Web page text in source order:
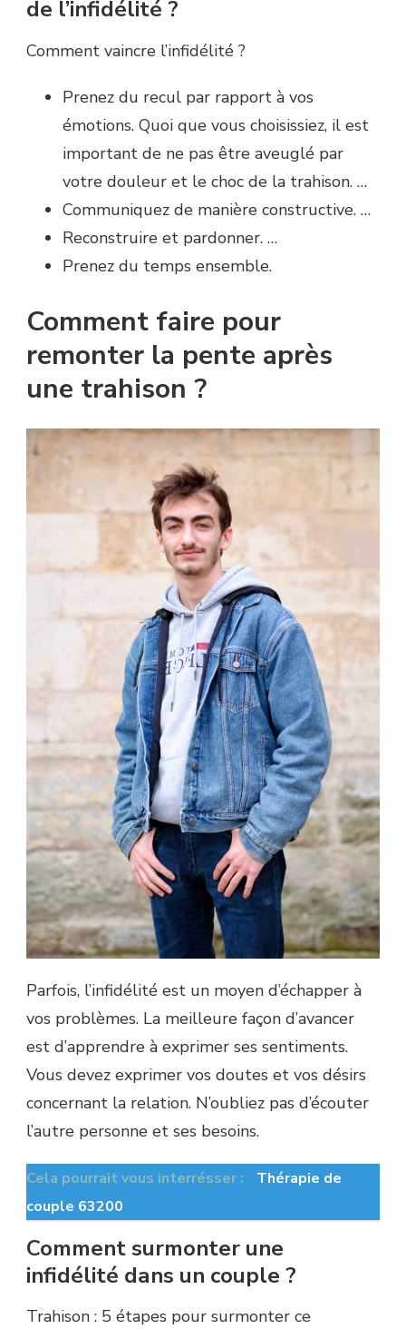
de l’infidélité ?
Comment vaincre l’infidélité ?
Prenez du recul par rapport à vos
émotions. Quoi que vous choisissiez, il est
important de ne pas être aveuglé par
votre douleur et le choc de la trahison. …
Communiquez de manière constructive. …
Reconstruire et pardonner. …
Prenez du temps ensemble.
Comment faire pour
remonter la pente après
une trahison ?
Parfois, l’infidélité est un moyen d’échapper à
vos problèmes. La meilleure façon d’avancer
est d’apprendre à exprimer ses sentiments.
Vous devez exprimer vos doutes et vos désirs
concernant la relation. N’oubliez pas d’écouter
l’autre personne et ses besoins.
Cela pourrait vous interrésser :
Thérapie de
couple 63200
Comment surmonter une
infidélité dans un couple ?
Trahison : 5 étapes pour surmonter ce